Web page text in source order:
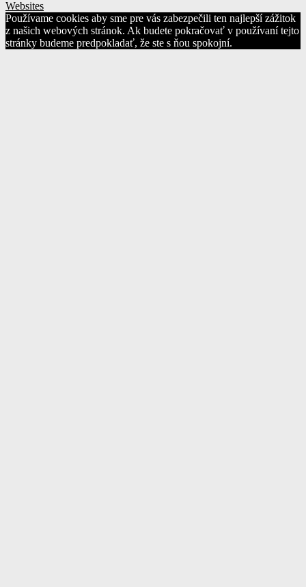
Websites
Používame cookies aby sme pre vás zabezpečili ten najlepší zážitok
z našich webových stránok. Ak budete pokračovať v používaní tejto
stránky budeme predpokladať, že ste s ňou spokojní.